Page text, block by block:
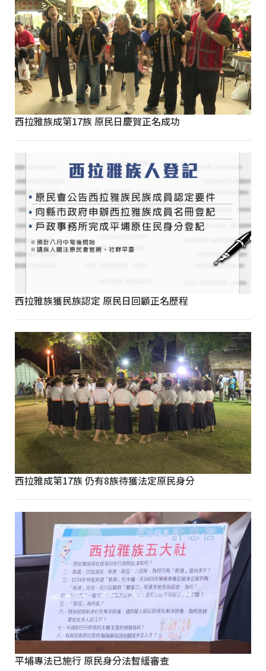
西拉雅族成第17族 原民日慶賀正名成功
西拉雅族獲民族認定 原民日回顧正名歷程
西拉雅成第17族 仍有8族待獲法定原民身分
平埔專法已施行 原民身分法暫緩審查